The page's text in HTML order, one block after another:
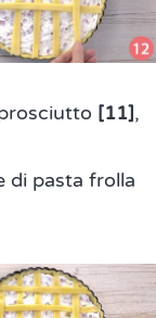
[11],
di pasta frolla